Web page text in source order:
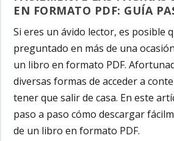
EN FORMATO PDF: GUÍA
Si eres un ávido lector, es posible
preguntado en más de una
un libro en formato PDF.
diversas formas de acceder a
tener que salir de casa. En este
paso a paso cómo descargar
de un libro en formato PDF.